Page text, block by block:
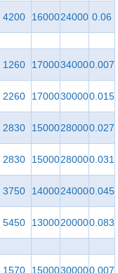
4200 1600024000 0.06
1260 17000340000.007
2260 17000300000.015
2830 15000280000.027
2830 15000280000.031
3750 14000240000.045
5450 13000200000.083
1570 15000300000.007